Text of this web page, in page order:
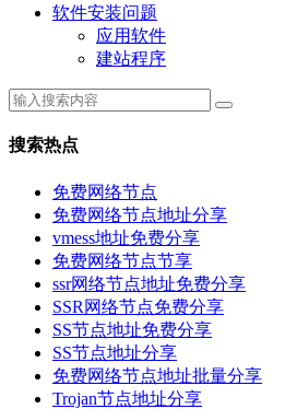
软件安装问题
应用软件
建站程序
搜索热点
免费网络节点
免费网络节点地址分享
vmess地址免费分享
免费网络节点节享
ssr网络节点地址免费分享
SSR网络节点免费分享
SS节点地址免费分享
SS节点地址分享
免费网络节点地址批量分享
Trojan节点地址分享